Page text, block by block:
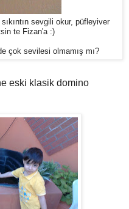
sevgili okur, püfleyiver
te Fizan'a :)
çok sevilesi olmamış mı?
eski klasik domino